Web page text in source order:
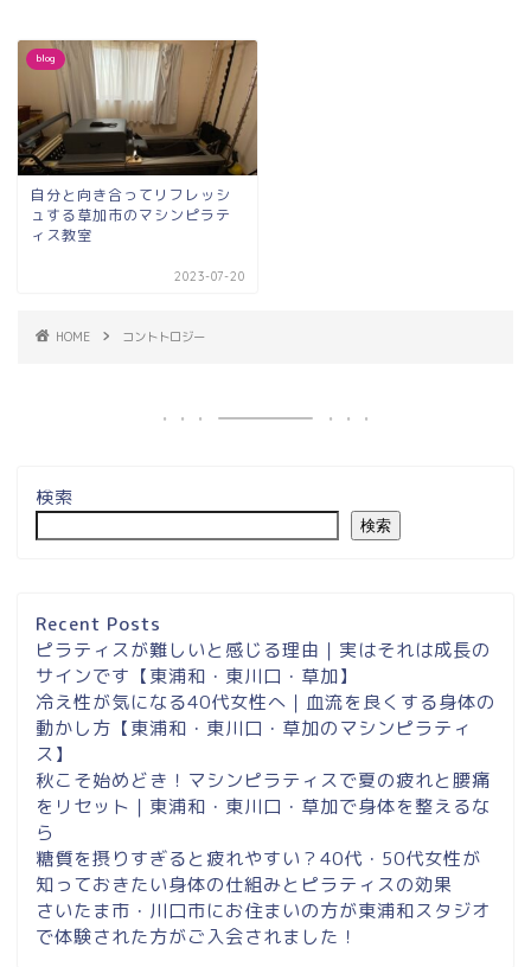
blog
自分と向き合ってリフレッシ
ュする草加市のマシンピラテ
ィス教室
2023-07-20
HOME コントトロジー
検索
検索
Recent Posts
ピラティスが難しいと感じる理由｜実はそれは成長の
サインです【東浦和・東川口・草加】
冷え性が気になる40代女性へ｜血流を良くする身体の
動かし方【東浦和・東川口・草加のマシンピラティ
ス】
秋こそ始めどき！マシンピラティスで夏の疲れと腰痛
をリセット｜東浦和・東川口・草加で身体を整えるな
ら
糖質を摂りすぎると疲れやすい？40代・50代女性が
知っておきたい身体の仕組みとピラティスの効果
さいたま市・川口市にお住まいの方が東浦和スタジオ
で体験された方がご入会されました！
内
東浦和スタジオ予約
東浦和｜大人女性のための
マシンピラティススタジオ
Instagram